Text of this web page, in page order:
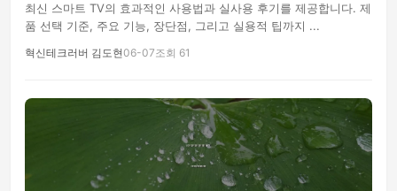
최신 스마트 TV의 효과적인 사용법과 실사용 후기를 제공합니다. 제
품 선택 기준, 주요 기능, 장단점, 그리고 실용적 팁까지 ...
혁신테크러버 김도현06-07조회 61